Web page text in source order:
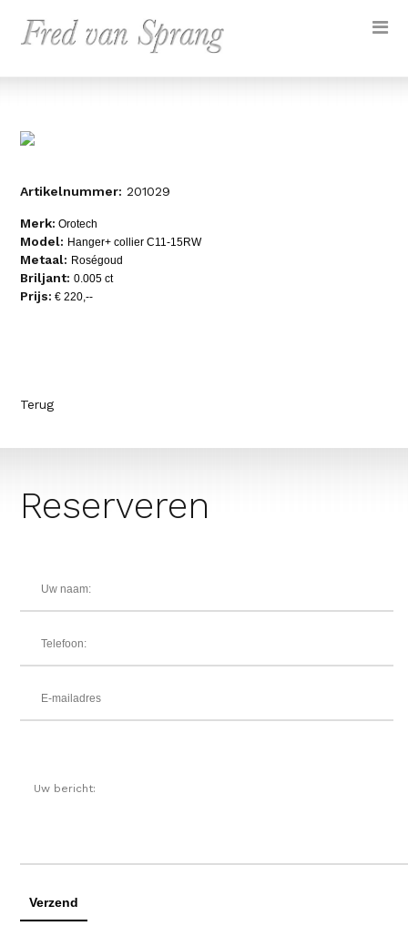
Artikelnummer: 201029
Merk: Orotech
Model: Hanger+ collier C11-15RW
Metaal: Roségoud
Briljant:0.005 ct
Prijs: € 220,--
Terug
Reserveren